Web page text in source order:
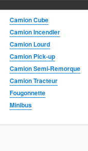
Camion Cube
Camion Incendier
Camion Lourd
Camion Pick-up
Camion Semi-Remorque
Camion Tracteur
Fougonnette
Minibus